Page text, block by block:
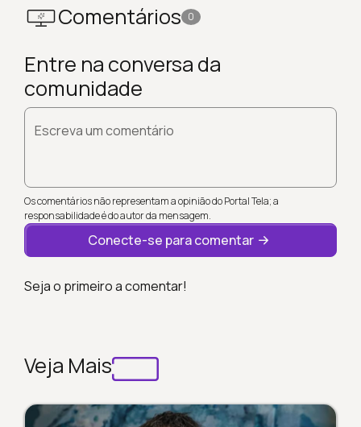
Comentários 0
Entre na conversa da
comunidade
Escreva um comentário
Os comentários não representam a opinião do Portal Tela; a
responsabilidade é do autor da mensagem.
Conecte-se para comentar
Seja o primeiro a comentar!
Veja Mais